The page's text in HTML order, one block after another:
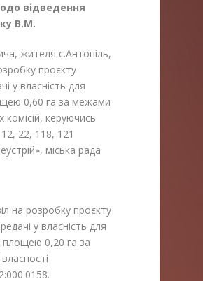
відведення
В.М.
жителя с.Антопіль,
проєкту
у власність для
0,60 га за межами
комісій, керуючись
22, 118, 121
міська рада
на розробку проєкту
у власність для
площею 0,20 га за